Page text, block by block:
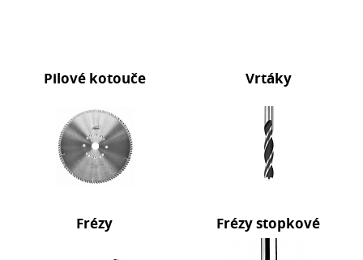
Pilové kotouče Vrtáky
Frézy Frézy stopkové